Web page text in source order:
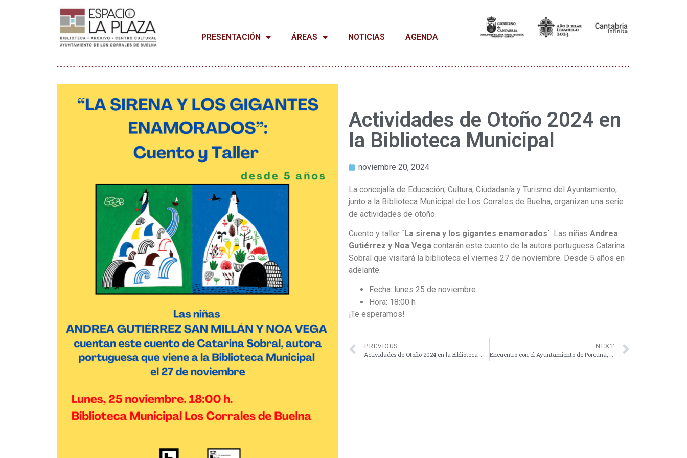
PRESENTACIÓN ÁREAS NOTICIAS AGENDA
Actividades de Otoño 2024 en
la Biblioteca Municipal
noviembre 20, 2024
La concejalía de Educación, Cultura, Ciudadanía y Turismo del Ayuntamiento,
junto a la Biblioteca Municipal de Los Corrales de Buelna, organizan una serie
de actividades de otoño.
Cuento y taller `La sirena y los gigantes enamorados´. Las niñas Andrea
Gutiérrez y Noa Vega contarán este cuento de la autora portuguesa Catarina
Sobral que visitará la biblioteca el viernes 27 de noviembre. Desde 5 años en
adelante.
Fecha: lunes 25 de noviembre
Hora: 18:00 h
¡Te esperamos!
PREVIOUS NEXT